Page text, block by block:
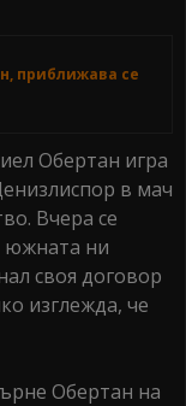
приближава се
Обертан игра
в мач
Вчера се
южната ни
своя договор
изглежда, че
Обертан на